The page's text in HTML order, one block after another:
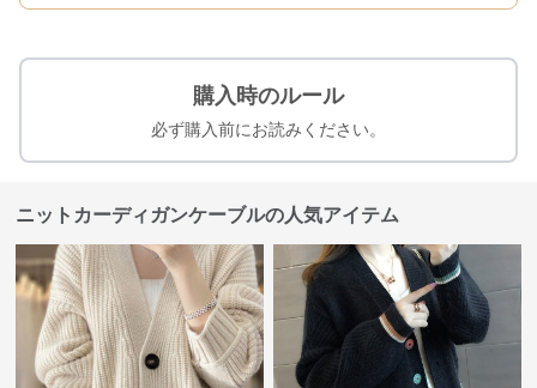
購入時のルール
必ず購入前にお読みください。
ニットカーディガンケーブルの人気アイテム